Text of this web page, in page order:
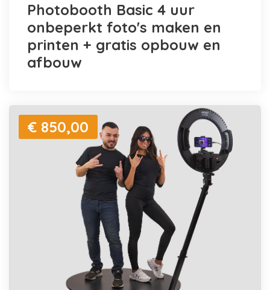
Photobooth Basic 4 uur
onbeperkt foto's maken en
printen + gratis opbouw en
afbouw
€ 850,00